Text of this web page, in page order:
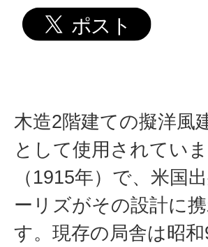
木造2階建ての擬洋風
として使用されてい
（1915年）で、米国
ーリズがその設計に
す。現存の局舎は昭